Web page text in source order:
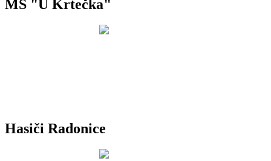
MŠ "U Krtečka"
Hasiči Radonice